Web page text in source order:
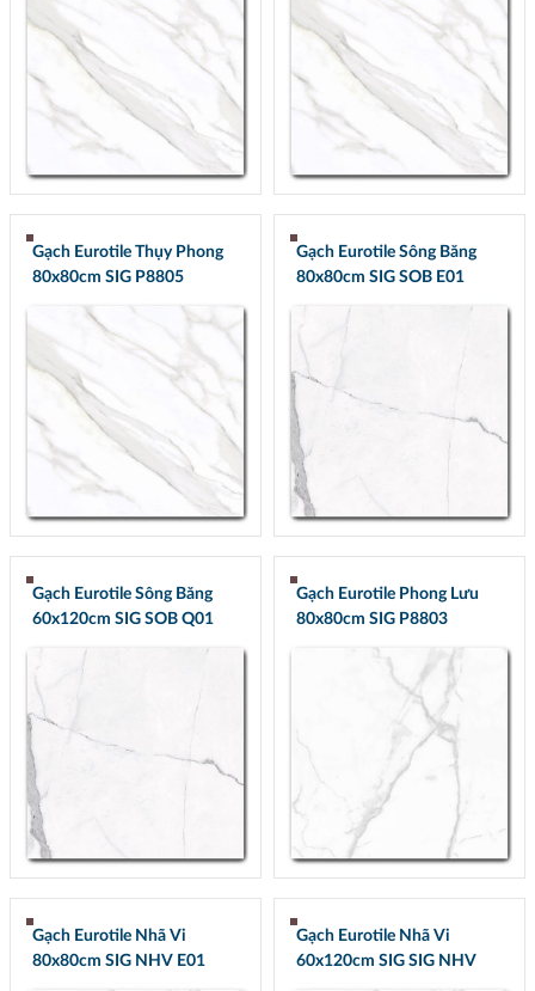
Gạch Eurotile Thụy Phong
80x80cm SIG P8805
Gạch Eurotile Sông Băng
80x80cm SIG SOB E01
Gạch Eurotile Sông Băng
60x120cm SIG SOB Q01
Gạch Eurotile Phong Lưu
80x80cm SIG P8803
Gạch Eurotile Nhã Vi
80x80cm SIG NHV E01
Gạch Eurotile Nhã Vi
60x120cm SIG SIG NHV